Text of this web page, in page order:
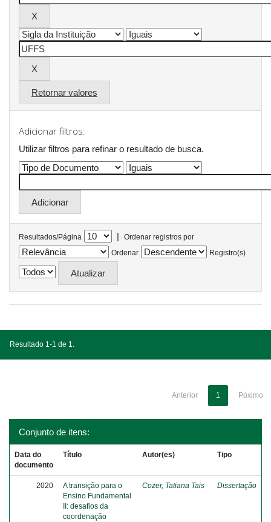
Retornar valores
Adicionar filtros:
Utilizar filtros para refinar o resultado de busca.
Resultados/Página |
Ordenar registros por
Ordenar
Registro(s)
Resultado 1-1 de 1.
Anterior 1 Póximo
Conjunto de itens:
Data do
documento
Título Autor(es) Tipo
2020
A transição para o
Ensino Fundamental
II: desafios da
coordenação
Cozer, Tatiana Tais Dissertação